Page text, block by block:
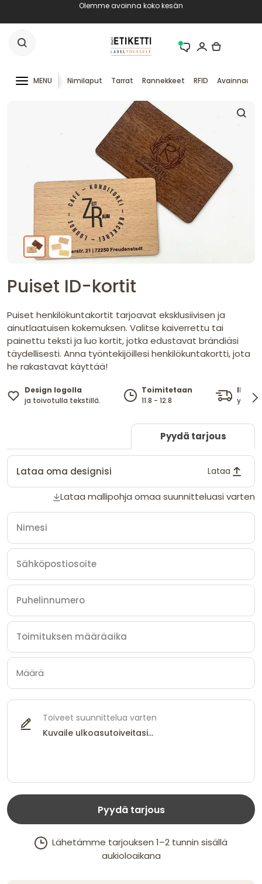
Olemme avoinna koko kesän
MENU Nimilaput Tarrat Rannekkeet RFID
Puiset ID-kortit
Puiset henkilökuntakortit tarjoavat eksklusiivisen ja
ainutlaatuisen kokemuksen. Valitse kaiverrettu tai
painettu teksti ja luo kortit, jotka edustavat brändiäsi
täydellisesti. Anna työntekijöillesi henkilökuntakortti, jota
he rakastavat käyttää!
Design logolla
ja toivotulla tekstillä.
Toimitetaan
11.8 - 12.8
yli 29
Pyydä tarjous
Lataa oma designisi Lataa
Lataa mallipohja omaa suunnitteluasi varten
Toiveet suunnittelua varten
Pyydä tarjous
Lähetämme tarjouksen 1–2 tunnin sisällä
aukioloaikana